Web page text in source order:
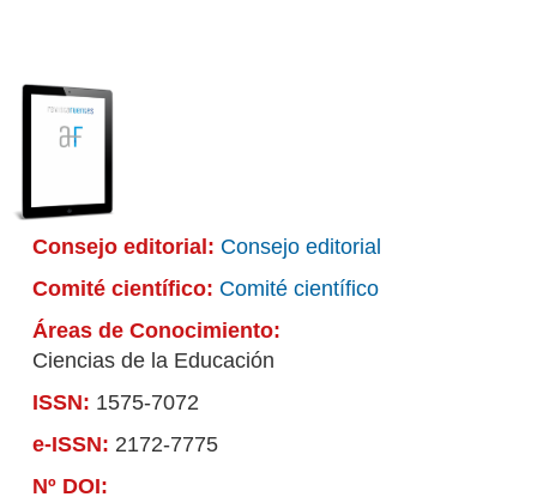
Consejo editorial: Consejo editorial
Comité científico: Comité científico
Áreas de Conocimiento:
Ciencias de la Educación
ISSN: 1575-7072
e-ISSN: 2172-7775
Nº DOI: